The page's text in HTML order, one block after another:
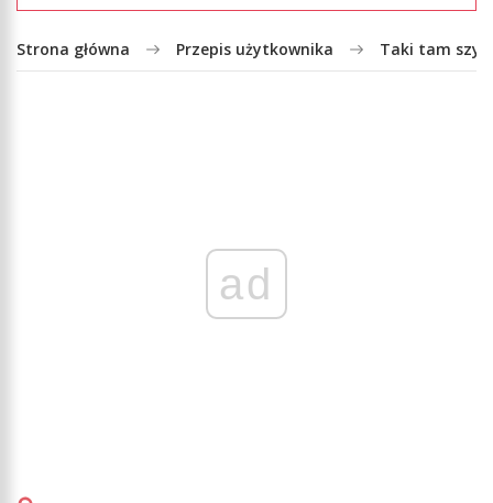
Strona główna Przepis użytkownika Taki tam
ad